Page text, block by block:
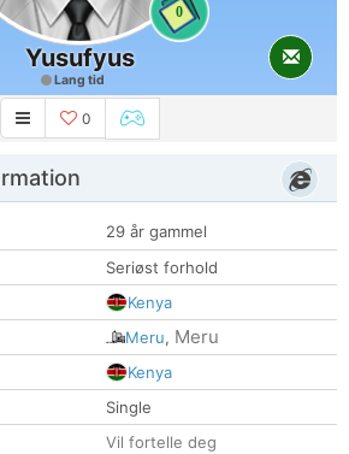
0
Yusufyus
Lang tid
0
29 år gammel
Seriøst forhold
Kenya
Meru, Meru
Kenya
Single
Vil fortelle deg